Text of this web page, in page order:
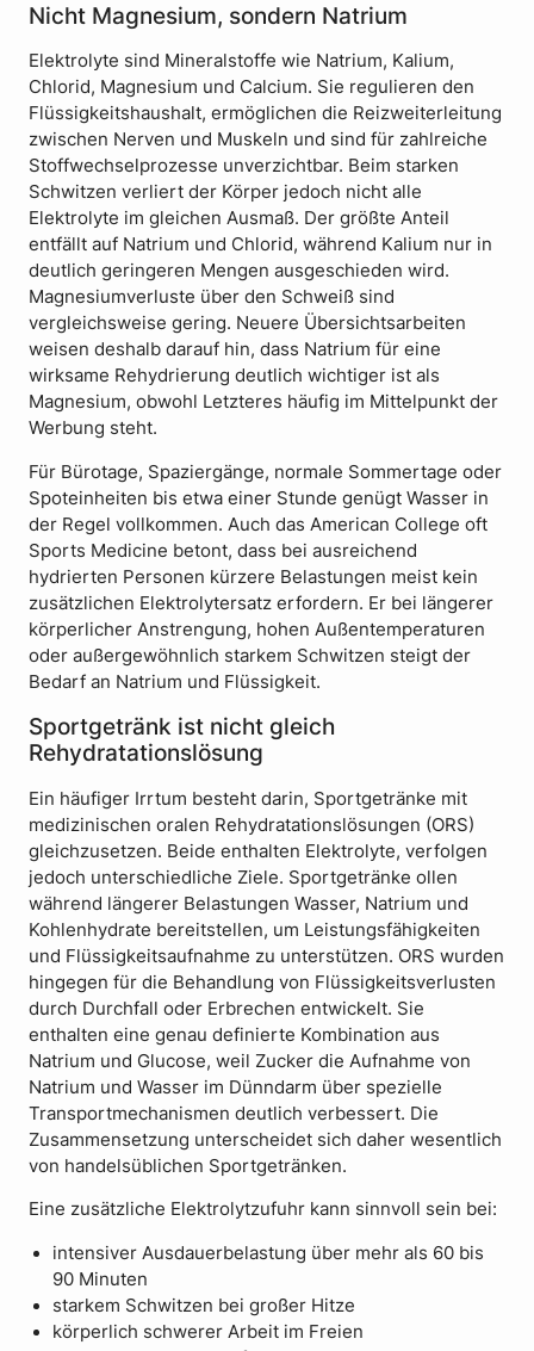
Nicht Magnesium, sondern Natrium
Elektrolyte sind Mineralstoffe wie Natrium, Kalium,
Chlorid, Magnesium und Calcium. Sie regulieren den
Flüssigkeitshaushalt, ermöglichen die Reizweiterleitung
zwischen Nerven und Muskeln und sind für zahlreiche
Stoffwechselprozesse unverzichtbar. Beim starken
Schwitzen verliert der Körper jedoch nicht alle
Elektrolyte im gleichen Ausmaß. Der größte Anteil
entfällt auf Natrium und Chlorid, während Kalium nur in
deutlich geringeren Mengen ausgeschieden wird.
Magnesiumverluste über den Schweiß sind
vergleichsweise gering. Neuere Übersichtsarbeiten
weisen deshalb darauf hin, dass Natrium für eine
wirksame Rehydrierung deutlich wichtiger ist als
Magnesium, obwohl Letzteres häufig im Mittelpunkt der
Werbung steht.
Für Bürotage, Spaziergänge, normale Sommertage oder
Spoteinheiten bis etwa einer Stunde genügt Wasser in
der Regel vollkommen. Auch das American College oft
Sports Medicine betont, dass bei ausreichend
hydrierten Personen kürzere Belastungen meist kein
zusätzlichen Elektrolytersatz erfordern. Er bei längerer
körperlicher Anstrengung, hohen Außentemperaturen
oder außergewöhnlich starkem Schwitzen steigt der
Bedarf an Natrium und Flüssigkeit.
Sportgetränk ist nicht gleich
Rehydratationslösung
Ein häufiger Irrtum besteht darin, Sportgetränke mit
medizinischen oralen Rehydratationslösungen (ORS)
gleichzusetzen. Beide enthalten Elektrolyte, verfolgen
jedoch unterschiedliche Ziele. Sportgetränke ollen
während längerer Belastungen Wasser, Natrium und
Kohlenhydrate bereitstellen, um Leistungsfähigkeiten
und Flüssigkeitsaufnahme zu unterstützen. ORS wurden
hingegen für die Behandlung von Flüssigkeitsverlusten
durch Durchfall oder Erbrechen entwickelt. Sie
enthalten eine genau definierte Kombination aus
Natrium und Glucose, weil Zucker die Aufnahme von
Natrium und Wasser im Dünndarm über spezielle
Transportmechanismen deutlich verbessert. Die
Zusammensetzung unterscheidet sich daher wesentlich
von handelsüblichen Sportgetränken.
Eine zusätzliche Elektrolytzufuhr kann sinnvoll sein bei:
intensiver Ausdauerbelastung über mehr als 60 bis
90 Minuten
starkem Schwitzen bei großer Hitze
körperlich schwerer Arbeit im Freien